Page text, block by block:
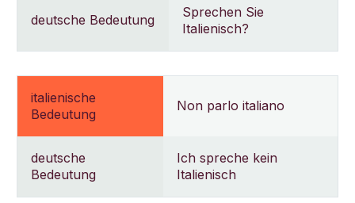
deutsche Bedeutung
Sprechen Sie
Italienisch?
italienische
Bedeutung
Non parlo italiano
deutsche
Bedeutung
Ich spreche kein
Italienisch